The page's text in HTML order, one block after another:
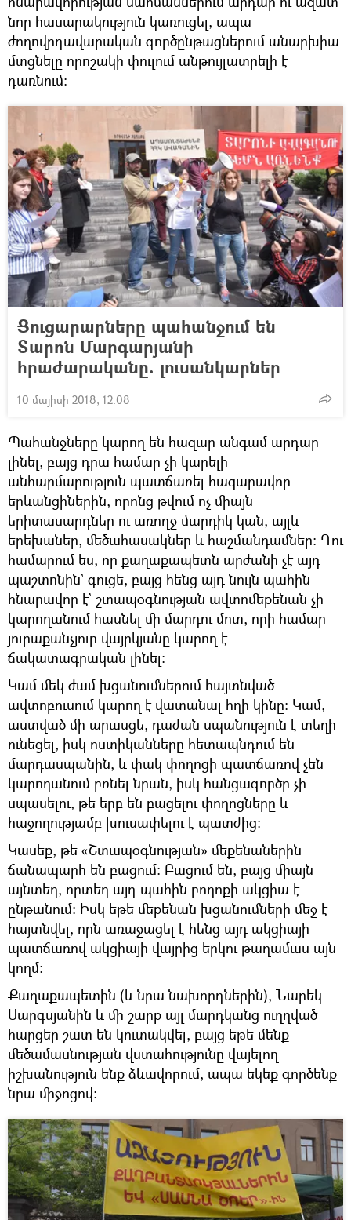
նոր հասարակություն կառուցել, ապա
ժողովրդավարական գործընթացներում անարխիա
մտցնելը որոշակի փուլում անթույլատրելի է
դառնում։
Ցուցարարները պահանջում են
Տարոն Մարգարյանի
հրաժարականը. լուսանկարներ
10 մայիսի 2018, 12:08
Պահանջները կարող են հազար անգամ արդար
լինել, բայց դրա համար չի կարելի
անհարմարություն պատճառել հազարավոր
երևանցիներին, որոնց թվում ոչ միայն
երիտասարդներ ու առողջ մարդիկ կան, այլև
երեխաներ, մեծահասակներ և հաշմանդամներ։ Դու
համարում ես, որ քաղաքապետն արժանի չէ այդ
պաշտոնին` գուցե, բայց հենց այդ նույն պահին
հնարավոր է` շտապօգնության ավտոմեքենան չի
կարողանում հասնել մի մարդու մոտ, որի համար
յուրաքանչյուր վայրկյանը կարող է
ճակատագրական լինել։
Կամ մեկ ժամ խցանումներում հայտնված
ավտոբուսում կարող է վատանալ հղի կինը։ Կամ,
աստված մի արասցե, դաժան սպանություն է տեղի
ունեցել, իսկ ոստիկանները հետապնդում են
մարդասպանին, և փակ փողոցի պատճառով չեն
կարողանում բռնել նրան, իսկ հանցագործը չի
սպասելու, թե երբ են բացելու փողոցները և
հաջողությամբ խուսափելու է պատժից։
Կասեք, թե «Շտապօգնության» մեքենաներին
ճանապարհ են բացում։ Բացում են, բայց միայն
այնտեղ, որտեղ այդ պահին բողոքի ակցիա է
ընթանում։ Իսկ եթե մեքենան խցանումների մեջ է
հայտնվել, որն առաջացել է հենց այդ ակցիայի
պատճառով ակցիայի վայրից երկու թաղամաս այն
կողմ։
Քաղաքապետին (և նրա նախորդներին), Նարեկ
Սարգսյանին և մի շարք այլ մարդկանց ուղղված
հարցեր շատ են կուտակվել, բայց եթե մենք
մեծամասնության վստահությունը վայելող
իշխանություն ենք ձևավորում, ապա եկեք գործենք
նրա միջոցով։